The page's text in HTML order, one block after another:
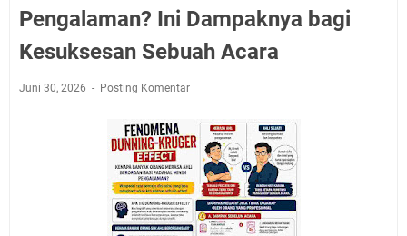
Pengalaman? Ini Dampaknya bagi
Kesuksesan Sebuah Acara
Juni 30, 2026 Posting Komentar